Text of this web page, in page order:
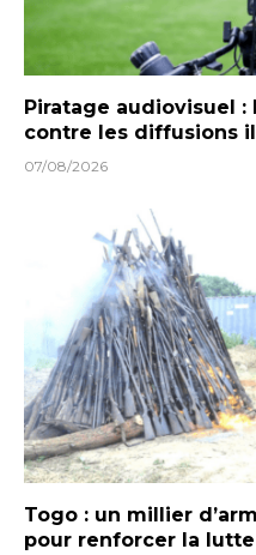
Piratage audiovisuel :
contre les diffusions
07/08/2026
Togo : un millier
pour renforcer la